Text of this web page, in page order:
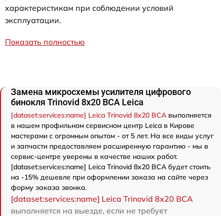
характеристикам при соблюдении условий
эксплуатации.
Показать полностью
Замена микросхемы усилителя цифрового
бинокля Trinovid 8x20 BCA Leica
[dataset:services:name] Leica Trinovid 8x20 BCA выполняется
в нашем профильном сервисном центр Leica в Кирове
мастерами с огромным опытом - от 5 лет. На все виды услуг
и запчасти предоставляем расширенную гарантию - мы в
сервис-центре уверены в качестве наших работ.
[dataset:services:name] Leica Trinovid 8x20 BCA будет стоить
на -15% дешевле при оформлении заказа на сайте через
форму заказа звонка.
[dataset:services:name] Leica Trinovid 8x20 BCA
выполняется на выезде, если не требует